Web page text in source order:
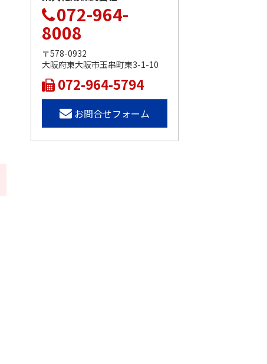
072-964-
8008
〒578-0932
大阪府東大阪市玉串町東3-1-10
072-964-5794
お問合せフォーム